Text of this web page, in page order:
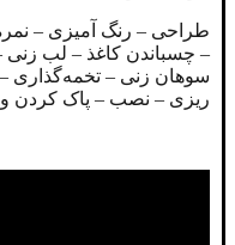
طراحی – رنگ آمیزی –
– چسباندن کاغذ – لب
سوهان زنی – تخمه‌گذاری
ریزی – نصب – پاک کردن و